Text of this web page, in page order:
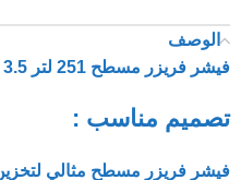
الوصف
فيشر فريزر مسطح 251 لتر 3.5 قدم – أبيض
تصميم مناسب :
فيشر فريزر مسطح مثالي